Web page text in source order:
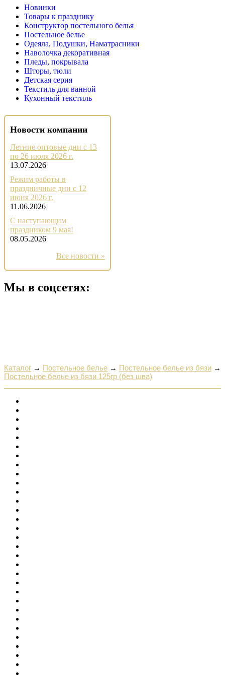
Новинки
Товары к празднику
Конструктор постельного белья
Постельное белье
Одеяла, Подушки, Наматрасники
Наволочка декоративная
Пледы, покрывала
Шторы, тюли
Детская серия
Текстиль для ванной
Кухонный текстиль
Новости компании
Летние оптовые дни с 13
по 26 июля 2026 г.
13.07.2026
Режим работы в
праздничные дни с 12
июня 2026 г.
11.06.2026
С наступающим
праздником 9 мая!
08.05.2026
Все новости »
Мы в соцсетях:
Каталог → Постельное белье → Постельное белье из бязи →
Постельное белье из бязи 125гр (без шва)